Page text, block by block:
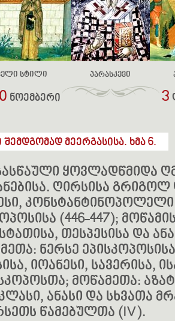
სტილი
ნოემბერი
პარასკევი
3
მეერგასისა. ხმა 6.
ყოვლადწმიდა
ღირსისა
კონსტანტინოპოლელი
(446-447);
თესპესისა და
ნერსე
იოანესი, სავერისა,
მოწამეთა:
ანასი და სხვათა
წამებულთა (IV).